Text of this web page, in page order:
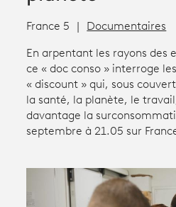
Avantages fidélité
Productions et innovation
Programme tv
France 5 Documentaires
En arpentant les rayons des
ce « doc conso » interroge
« discount » qui, sous
la santé, la planète, le
davantage la
septembre à 21.05 sur